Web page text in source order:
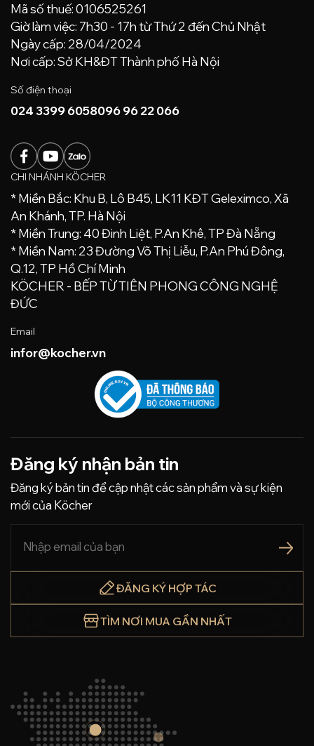
Mã số thuế: 0106525261
Giờ làm việc: 7h30 - 17h từ Thứ 2 đến Chủ Nhật
Ngày cấp: 28/04/2024
Nơi cấp: Sở KH&ĐT Thành phố Hà Nội
Số điện thoại
024 3399 6058096 96 22 066
CHI NHÁNH KÖCHER
* Miền Bắc: Khu B, Lô B45, LK11 KĐT Geleximco, Xã
An Khánh, TP. Hà Nội
* Miền Trung: 40 Đinh Liệt, P.An Khê, TP Đà Nẵng
* Miền Nam: 23 Đường Võ Thị Liễu, P.An Phú Đông,
Q.12, TP Hồ Chí Minh
KÖCHER - BẾP TỪ TIÊN PHONG CÔNG NGHỆ
ĐỨC
Email
infor@kocher.vn
Đăng ký nhận bản tin
Đăng ký bản tin để cập nhật các sản phẩm và sự kiện
mới của Köcher
ĐĂNG KÝ HỢP TÁC
TÌM NƠI MUA GẦN NHẤT